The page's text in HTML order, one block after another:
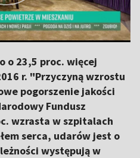
o 23,5 proc. więcej
r. "Przyczyną wzrostu
pogorszenie jakości
Fundusz
wzrasta w szpitalach
serca, udarów jest o
występują w